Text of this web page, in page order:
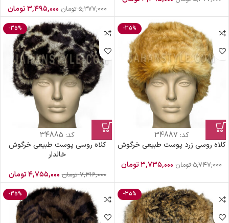
۵,۳۷۷,۰۰۰ تومان ۳,۴۹۵,۰۰۰تومان
-35%
کد: 34887
کلاه روسی زرد پوست طبیعی خرگوش
۵,۷۴۷,۰۰۰ تومان ۳,۷۳۵,۰۰۰تومان
-35%
کد: 34885
کلاه روسی پوست طبیعی خرگوش
خالدار
۷,۳۱۶,۰۰۰ تومان ۴,۷۵۵,۰۰۰تومان
-35%
-35%